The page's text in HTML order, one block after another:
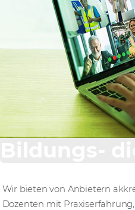
Wir bieten von Anbietern
Dozenten mit